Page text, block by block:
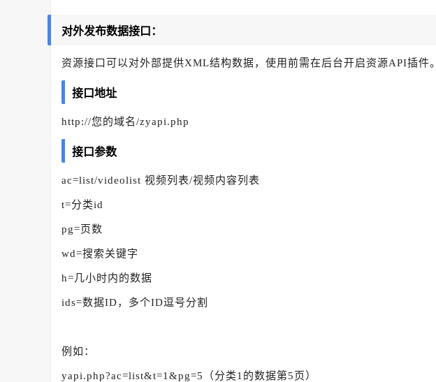
对外发布数据接口：
资源接口可以对外部提供XML结构数据，使用前需在后台开启资源API插件。
接口地址
http://您的域名/zyapi.php
接口参数
ac=list/videolist 视频列表/视频内容列表
t=分类id
pg=页数
wd=搜索关键字
h=几小时内的数据
ids=数据ID，多个ID逗号分割
例如：
yapi.php?ac=list&t=1&pg=5（分类1的数据第5页）